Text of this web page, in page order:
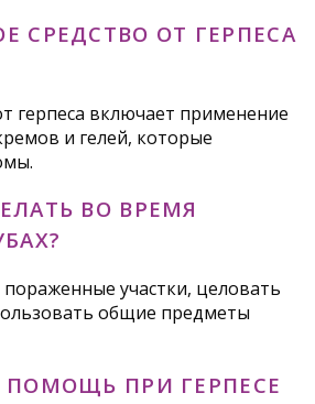
СРЕДСТВО ОТ ГЕРПЕСА
герпеса включает применение
и гелей, которые
ВО ВРЕМЯ
пораженные участки, целовать
общие предметы
ПОМОЩЬ ПРИ ГЕРПЕСЕ